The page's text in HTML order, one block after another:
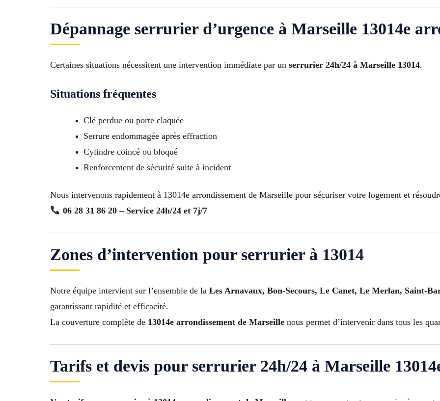
Dépannage serrurier d’urgence à Marseille 13014e
Certaines situations nécessitent une intervention immédiate par un serrurier 24h/24 à Marseille 13014.
Situations fréquentes
Clé perdue ou porte claquée
Serrure endommagée après effraction
Cylindre coincé ou bloqué
Renforcement de sécurité suite à incident
Nous intervenons rapidement à 13014e arrondissement de Marseille pour sécuriser votre logement et
06 28 31 86 20 – Service 24h/24 et 7j/7
Zones d’intervention pour serrurier à 13014
Notre équipe intervient sur l’ensemble de la Les Arnavaux, Bon-Secours, Le Canet, Le Merlan, Saint-
garantissant rapidité et efficacité.
La couverture complète de 13014e arrondissement de Marseille nous permet d’intervenir dans tous les
Tarifs et devis pour serrurier 24h/24 à Marseille